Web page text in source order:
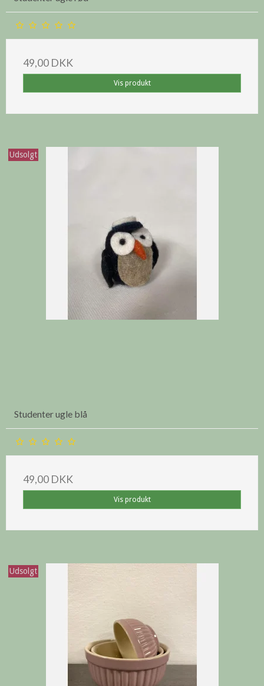
49,00 DKK
Vis produkt
Udsolgt
Studenter ugle blå
49,00 DKK
Vis produkt
Udsolgt